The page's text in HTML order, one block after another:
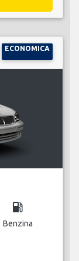
ECONOMICA
local_gas_station
Benzina